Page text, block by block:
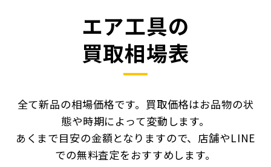
エア工具の
買取相場表
全て新品の相場価格です。買取価格はお品物の状
態や時期によって変動します。
あくまで目安の金額となりますので、店舗やLINE
での無料査定をおすすめします。